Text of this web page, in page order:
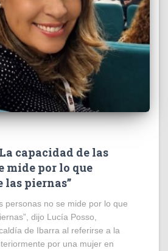
capacidad de las
mide por lo que
las piernas”
personas no se mide por lo que
dijo Lucía Posso,
de Ibarra al referirse a la
por una mujer en